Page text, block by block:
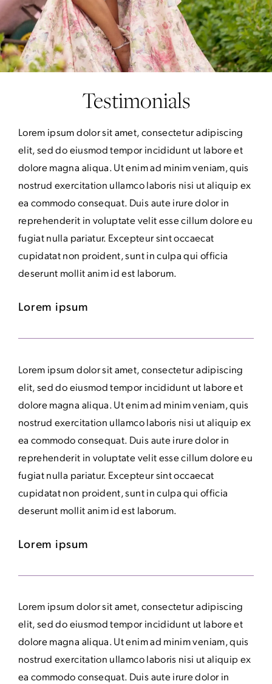
Testimonials
Lorem ipsum dolor sit amet, consectetur adipiscing
elit, sed do eiusmod tempor incididunt ut labore et
dolore magna aliqua. Ut enim ad minim veniam, quis
nostrud exercitation ullamco laboris nisi ut aliquip ex
ea commodo consequat. Duis aute irure dolor in
reprehenderit in voluptate velit esse cillum dolore eu
fugiat nulla pariatur. Excepteur sint occaecat
cupidatat non proident, sunt in culpa qui officia
deserunt mollit anim id est laborum.
Lorem ipsum
Lorem ipsum dolor sit amet, consectetur adipiscing
elit, sed do eiusmod tempor incididunt ut labore et
dolore magna aliqua. Ut enim ad minim veniam, quis
nostrud exercitation ullamco laboris nisi ut aliquip ex
ea commodo consequat. Duis aute irure dolor in
reprehenderit in voluptate velit esse cillum dolore eu
fugiat nulla pariatur. Excepteur sint occaecat
cupidatat non proident, sunt in culpa qui officia
deserunt mollit anim id est laborum.
Lorem ipsum
Lorem ipsum dolor sit amet, consectetur adipiscing
elit, sed do eiusmod tempor incididunt ut labore et
dolore magna aliqua. Ut enim ad minim veniam, quis
nostrud exercitation ullamco laboris nisi ut aliquip ex
ea commodo consequat. Duis aute irure dolor in